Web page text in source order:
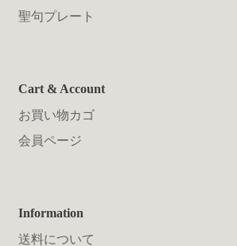
聖句プレート
Cart & Account
お買い物カゴ
会員ページ
Information
送料について